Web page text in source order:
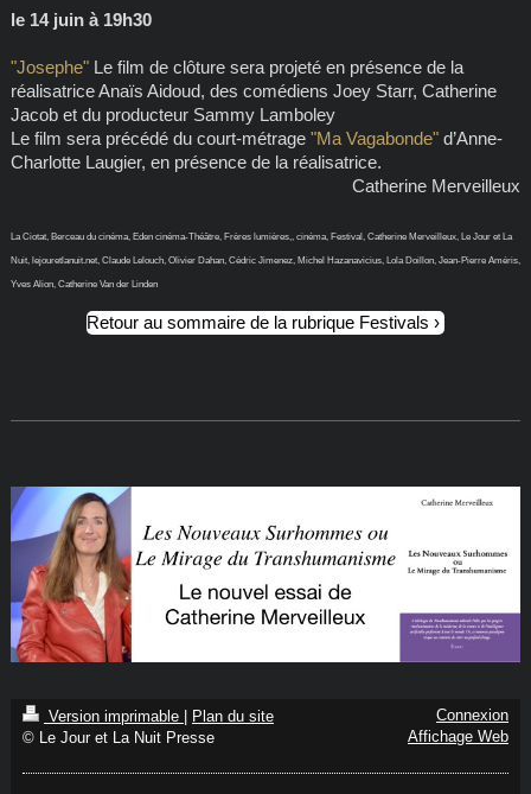
le 14 juin à 19h30
"Josephe"Le film de clôture sera projeté en présence de la
réalisatrice Anaïs Aidoud, des comédiens Joey Starr, Catherine
Jacob et du producteur Sammy Lamboley
Le film sera précédé du court-métrage "Ma Vagabonde"d’Anne-
Charlotte Laugier, en présence de la réalisatrice.
Catherine Merveilleux
La Ciotat, Berceau du cinéma, Eden cinéma-Théâtre, Frères lumières,, cinéma, Festival, Catherine Merveilleux, Le Jour et La
Nuit, lejouretlanuit.net, Claude Lelouch, Olivier Dahan, Cédric Jimenez, Michel Hazanavicius, Lola Doillon, Jean-Pierre Améris,
Yves Alion, Catherine Van der Linden
Retour au sommaire de la rubrique Festivals
Version imprimable
Plan du site
© Le Jour et La Nuit Presse
Connexion
Affichage Web